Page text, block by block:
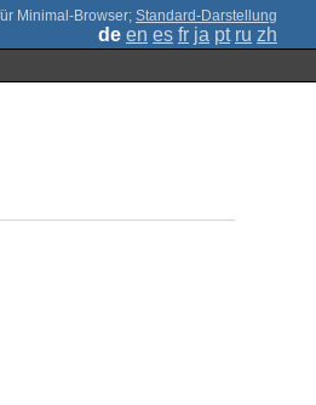
; Standard-Darstellung
de en es fr ja pt ru zh